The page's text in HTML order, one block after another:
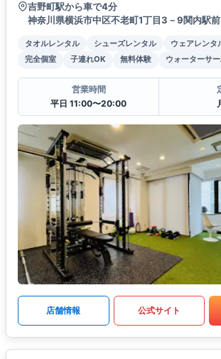
吉野町駅から車で4分
神奈川県横浜市中区不老町1丁目3－9関内駅
タオルレンタル シューズレンタル ウェアレンタ
完全個室
子連れOK 無料体験 ウォーターサ
営業時間
平日 11:00〜20:00
店舗情報 公式サイト